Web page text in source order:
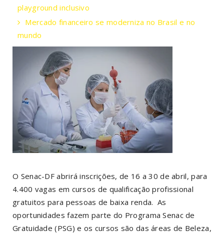
playground inclusivo
Mercado financeiro se moderniza no Brasil e no
mundo
O Senac-DF abrirá inscrições, de 16 a 30 de abril, para
4.400 vagas em cursos de qualificação profissional
gratuitos para pessoas de baixa renda. As
oportunidades fazem parte do Programa Senac de
Gratuidade (PSG) e os cursos são das áreas de Beleza,